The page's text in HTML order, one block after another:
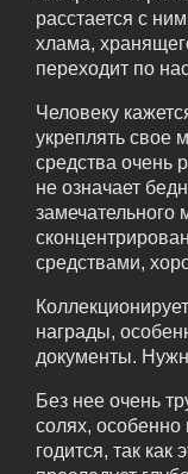
расстается с
хлама,
переходит по
Человеку
укреплять свое
средства очень
не означает
замечательного
средствами,
награды,
документы.
Без нее очень
солях, особенно
годится, так как